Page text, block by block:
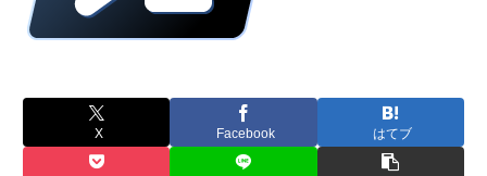
X Facebook はてブ